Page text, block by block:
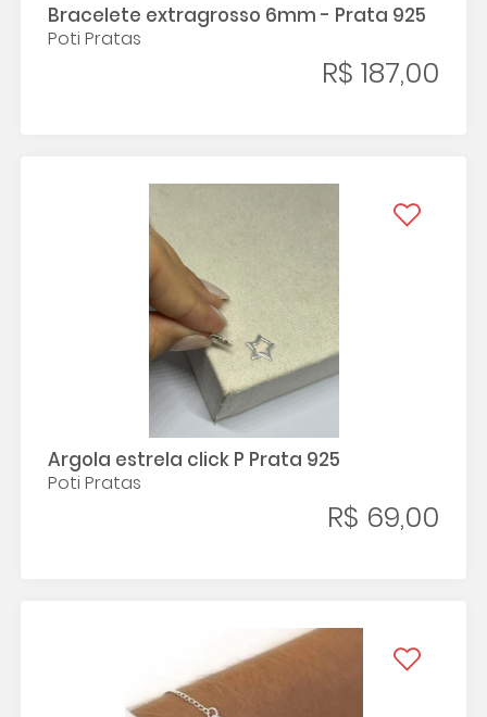
Bracelete extragrosso 6mm - Prata 925
Poti Pratas
R$ 187,00
Argola estrela click P Prata 925
Poti Pratas
R$ 69,00